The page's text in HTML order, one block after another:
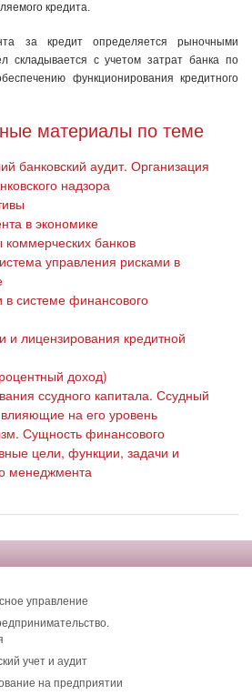
кредита.
за кредит определяется рыночными
складывается с учетом затрат банка по
функционирования кредитного
материалы по теме
банковский аудит. Организация
надзора
в экономике
банков
управления рисками в
системе финансового
и лицензирования кредитной
доход)
ссудного капитала. Ссудный
на его уровень
Сущность финансового
цели, функции, задачи и
менеджмента
управление
учет и аудит
на предприятии